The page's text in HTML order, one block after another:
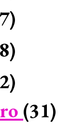
(31)